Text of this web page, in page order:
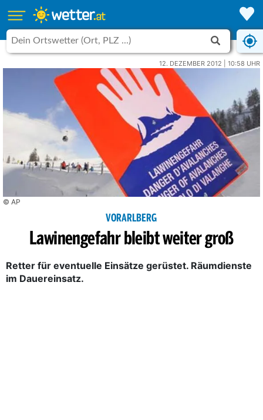
12. DEZEMBER 2012 | 10:58 UHR
© AP
VORARLBERG
Lawinengefahr bleibt weiter groß
Retter für eventuelle Einsätze gerüstet. Räumdienste
im Dauereinsatz.